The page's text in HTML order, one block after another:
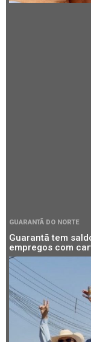
GUARANTÃ DO NORTE
Guarantã tem
empregos com